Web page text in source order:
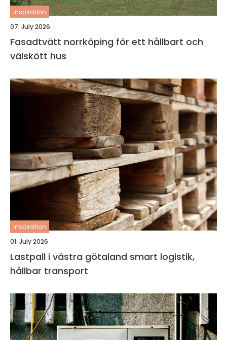
inspiration
07. July 2026
Fasadtvätt norrköping för ett hållbart och
välskött hus
inspiration
01. July 2026
Lastpall i västra götaland smart logistik,
hållbar transport